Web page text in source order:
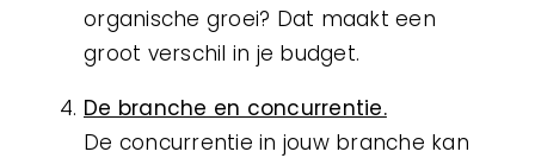
organische groei? Dat maakt een
groot verschil in je budget.
De branche en concurrentie.
De concurrentie in jouw branche kan